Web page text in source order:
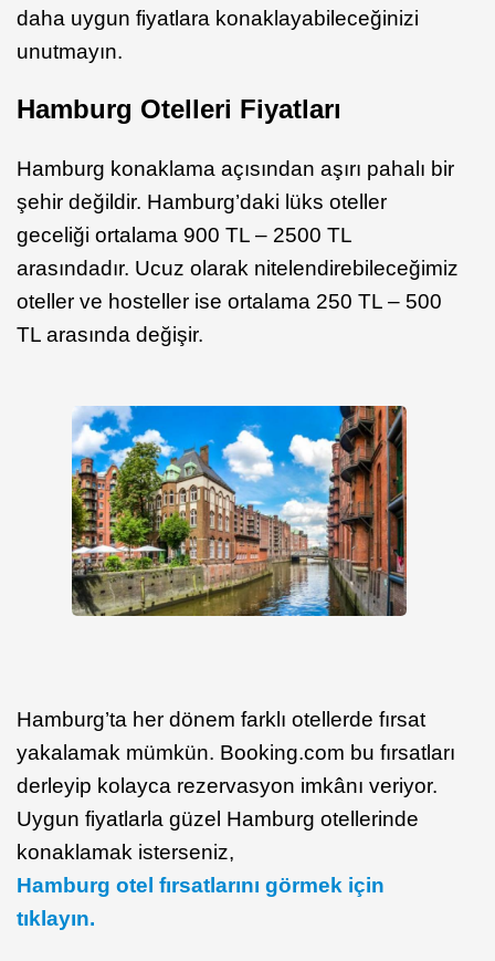
daha uygun fiyatlara konaklayabileceğinizi
unutmayın.
Hamburg Otelleri Fiyatları
Hamburg konaklama açısından aşırı pahalı bir
şehir değildir. Hamburg’daki lüks oteller
geceliği ortalama 900 TL – 2500 TL
arasındadır. Ucuz olarak nitelendirebileceğimiz
oteller ve hosteller ise ortalama 250 TL – 500
TL arasında değişir.
Hamburg’ta her dönem farklı otellerde fırsat
yakalamak mümkün. Booking.com bu fırsatları
derleyip kolayca rezervasyon imkânı veriyor.
Uygun fiyatlarla güzel Hamburg otellerinde
konaklamak isterseniz,
Hamburg otel fırsatlarını görmek için
tıklayın.